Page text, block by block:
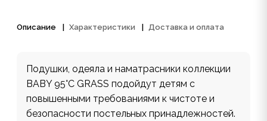
Описание Характеристики Доставка и оплата
Подушки, одеяла и наматрасники коллекции
BABY 95°C GRASS подойдут детям с
повышенными требованиями к чистоте и
безопасности постельных принадлежностей.